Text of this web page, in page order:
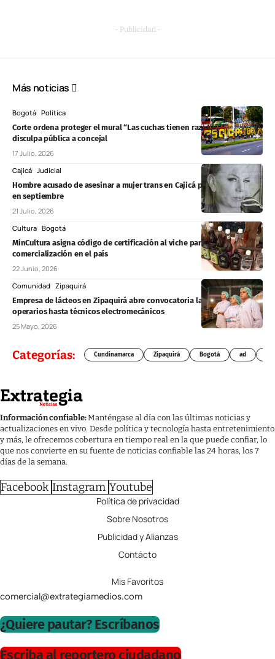
- Publicidad -
Más noticias
Bogotá Política
Corte ordena proteger el mural “Las cuchas tienen razón” y exige
disculpa pública a concejal
17 Julio, 2026
Cajicá Judicial
Hombre acusado de asesinar a mujer trans en Cajicá podría salir libre
en septiembre
21 Julio, 2026
Cultura Bogotá
MinCultura asigna código de certificación al viche para formalizar su
comercialización en el país
22 Junio, 2026
Comunidad Zipaquirá
Empresa de lácteos en Zipaquirá abre convocatoria laboral: desde
operarios hasta técnicos electromecánicos
25 Mayo, 2026
Categorías: Cundinamarca Zipaquirá Bogotá ad
Información confiable:Manténgase al día con las últimas noticias y
actualizaciones en vivo. Desde política y tecnología hasta entretenimiento
y más, le ofrecemos cobertura en tiempo real en la que puede confiar, lo
que nos convierte en su fuente de noticias confiable las 24 horas, los 7
días de la semana.
Facebook Instagram Youtube
Política de privacidad
Sobre Nosotros
Publicidad y Alianzas
Contácto
Mis Favoritos
comercial@extrategiamedios.com
¿Quiere pautar? Escríbanos
Escriba al reportero ciudadano